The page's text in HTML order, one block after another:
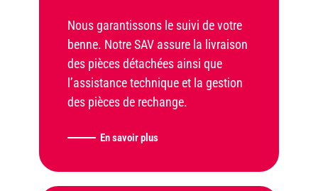
Nous garantissons le suivi de votre
benne. Notre SAV assure la livraison
des pièces détachées ainsi que
l’assistance technique et la gestion
des pièces de rechange.
En savoir plus